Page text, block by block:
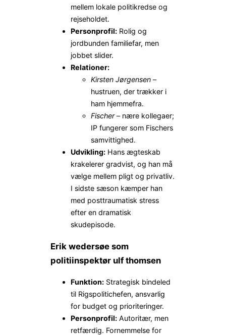
mellem lokale politikredse og
rejseholdet.
Personprofil: Rolig og
jordbunden familiefar, men
jobbet slider.
Relationer:
Kirsten Jørgensen –
hustruen, der trækker i
ham hjemmefra.
Fischer– nære kollegaer;
IP fungerer som Fischers
samvittighed.
Udvikling: Hans ægteskab
krakelerer gradvist, og han må
vælge mellem pligt og privatliv.
I sidste sæson kæmper han
med posttraumatisk stress
efter en dramatisk
skudepisode.
Erik wedersøe som
politiinspektør ulf thomsen
Funktion: Strategisk bindeled
til Rigspolitichefen, ansvarlig
for budget og prioriteringer.
Personprofil: Autoritær, men
retfærdig. Fornemmelse for